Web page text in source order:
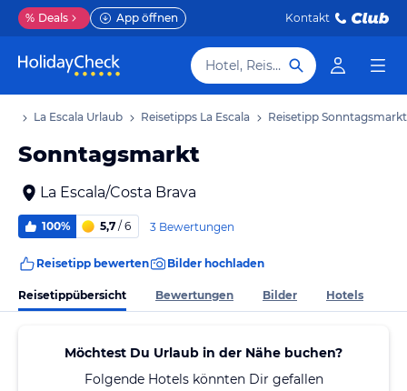
% Deals App öffnen Kontakt
Hotel, Reiseziel
La Escala Urlaub Reisetipps La Escala Reisetipp Sonntagsmarkt
Sonntagsmarkt
La Escala/Costa Brava
100% 5,7 / 6 3 Bewertungen
Reisetipp bewerten Bilder hochladen
Reisetippübersicht Bewertungen Bilder Hotels
Möchtest Du Urlaub in der Nähe buchen?
Folgende Hotels könnten Dir gefallen